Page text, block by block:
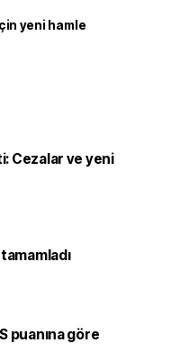
yeni hamle
Cezalar ve yeni
puanına göre